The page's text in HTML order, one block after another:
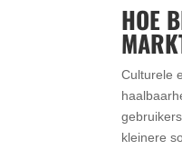
HOE
Culturele
kleinere